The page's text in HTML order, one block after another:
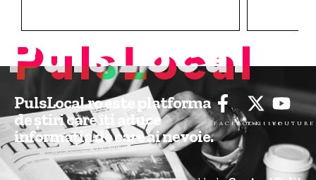
PulsLocal
PulsLocal.ro este platforma
de știri care îți aduce
informația de care ai nevoie.
FACEBOOKTwitterYOUTUBE